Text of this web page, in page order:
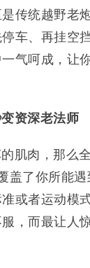
传统越野老
车、再挂空
气呵成，让
资深老法师
肌肉，那么
盖了你所能
或者运动模
，而最让人